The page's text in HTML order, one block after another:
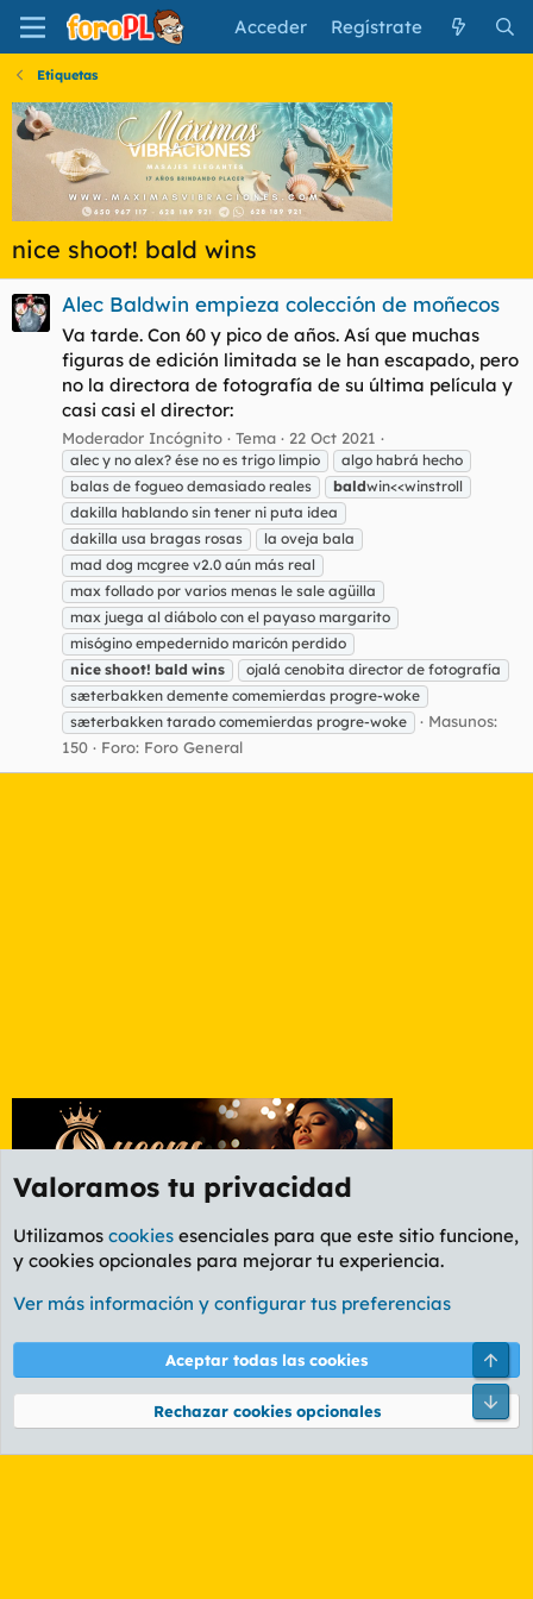
Acceder Regístrate
Etiquetas
nice shoot! bald wins
Alec Baldwin empieza colección de moñecos
Va tarde. Con 60 y pico de años. Así que muchas
figuras de edición limitada se le han escapado, pero
no la directora de fotografía de su última película y
casi casi el director:
Moderador Incógnito Tema 22 Oct 2021
alec y no alex? ése no es trigo limpio
algo habrá hecho
balas de fogueo demasiado reales
baldwin<<winstroll
dakilla hablando sin tener ni puta idea
dakilla usa bragas rosas
la oveja bala
mad dog mcgree v2.0 aún más real
max follado por varios menas le sale agüilla
max juega al diábolo con el payaso margarito
misógino empedernido maricón perdido
nice shoot! bald wins
ojalá cenobita director de fotografía
sæterbakken demente comemierdas progre-woke
sæterbakken tarado comemierdas progre-woke
Masunos:
150
Foro: Foro General
Etiquetas
Cookies
PL OLDSTYLE AMARILLO
Términos y reglas Política de privacidad Ayuda
Community platform by XenForo® © 2010-2026 XenForo Ltd.
Valoramos tu privacidad
Utilizamos cookies esenciales para que este sitio funcione,
y cookies opcionales para mejorar tu experiencia.
Ver más información y configurar tus preferencias
Aceptar todas las cookies
Rechazar cookies opcionales
Pie